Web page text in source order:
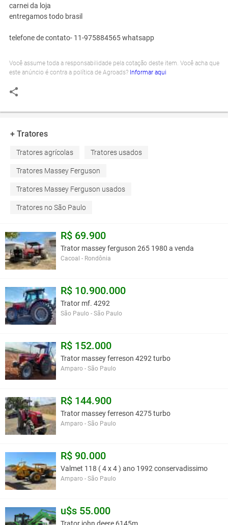
carnei da loja
entregamos todo brasil
telefone de contato- 11-975884565 whatsapp
Você assume toda a responsabilidade pela cotação deste item. Você acha que
este anúncio é contra a política de Agroads? Informar aqui
+ Tratores
Tratores agrícolas Tratores usados
Tratores Massey Ferguson
Tratores Massey Ferguson usados
Tratores no São Paulo
R$ 69.900
Trator massey ferguson 265 1980 a venda
Cacoal - Rondônia
R$ 10.900.000
Trator mf. 4292
São Paulo - São Paulo
R$ 152.000
Trator massey ferreson 4292 turbo
Amparo - São Paulo
R$ 144.900
Trator massey ferreson 4275 turbo
Amparo - São Paulo
R$ 90.000
Valmet 118 ( 4 x 4 ) ano 1992 conservadissimo
Amparo - São Paulo
u$s 55.000